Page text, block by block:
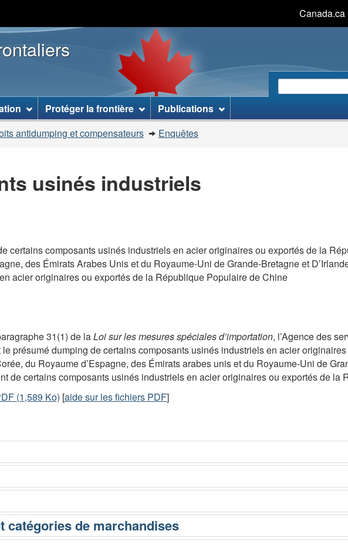
au
contenu
principal
à
« À
propos
site »
à
la
version
simplifiée
Canada.ca
le
Web
Protéger la frontière Publications
antidumping et compensateurs Enquêtes
usinés industriels
certains composants usinés industriels en acier originaires ou exportés de la
des Émirats Arabes Unis et du Royaume-Uni de Grande-Bretagne et
acier originaires ou exportés de la République Populaire de Chine
31(1) de laLoi sur les mesures spéciales d’importation, l’Agence des
présumé dumping de certains composants usinés industriels en acier
du Royaume d’Espagne, des Émirats arabes unis et du Royaume-Uni de
de certains composants usinés industriels en acier originaires ou exportés de la
(1,589 Ko) [aide sur les fichiers PDF]